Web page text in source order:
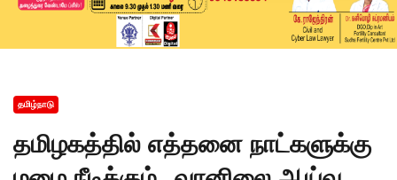
தமிழ்நாடு
தமிழகத்தில் எத்தனை நாட்களுக்கு